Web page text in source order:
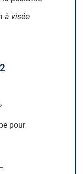
à visée
pour